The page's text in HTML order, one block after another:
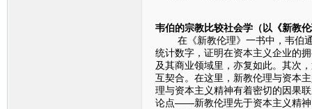
韦伯的宗教比较社会学（以《新教
在《新教伦理》一书中，韦伯通
统计数字，证明在资本主义企业的
及其商业领域里，亦复如此。其次
互契合。在这里，新教伦理与资本
理与资本主义精神有着密切的因果
论点——新教伦理先于资本主义精